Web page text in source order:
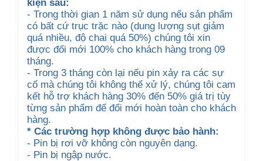
kiện sau:
- Trong thời gian 1 năm sử dụng nếu sản phẩm
có bất cứ trục trặc nào (dung lượng sụt giảm
quá nhiều, độ chai quá 50%) chúng tôi xin
được đổi mới 100% cho khách hàng trong 09
tháng.
- Trong 3 tháng còn lại nếu pin xảy ra các sự
cố mà chúng tôi không thể xử lý, chúng tôi cam
kết hỗ trợ khách hàng 30% đến 50% giá trị tùy
từng sản phẩm để đổi mới hoàn toàn cho khách
hàng.
* Các trường hợp không được bảo hành:
- Pin bị rơi vỡ không còn nguyên dạng.
- Pin bị ngập nước.